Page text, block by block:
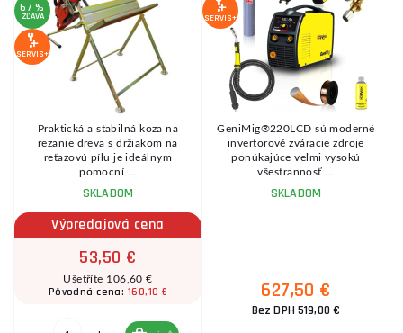
67 %
ZĽAVA
SERVIS+
Praktická a stabilná koza na
rezanie dreva s držiakom na
reťazovú pílu je ideálnym
pomocní ...
SKLADOM
Výpredajová cena
53,50 €
Ušetříte 106,60 €
Pôvodná cena:160,10 €
SERVIS+
GeniMig®220LCD sú moderné
invertorové zváracie zdroje
ponúkajúce veľmi vysokú
všestrannosť ...
SKLADOM
627,50 €
Bez DPH 519,00 €